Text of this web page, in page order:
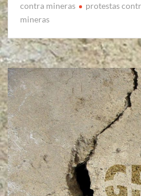
contra mineras
protestas
mineras